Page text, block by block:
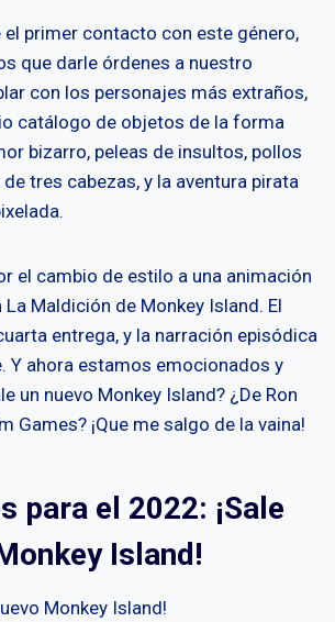
el primer contacto con este género,
que darle órdenes a nuestro
con los personajes más extraños,
catálogo de objetos de la forma
bizarro, peleas de insultos, pollos
tres cabezas, y la aventura pirata
el cambio de estilo a una animación
La Maldición de Monkey Island. El
entrega, y la narración episódica
Y ahora estamos emocionados y
un nuevo Monkey Island? ¿De Ron
Games? ¡Que me salgo de la vaina!
para el 2022: ¡Sale
Island!
Monkey Island!